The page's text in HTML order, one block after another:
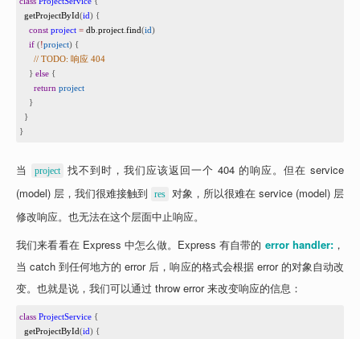
getProjectById(id) {
const project = db project find(id)
if (!project) {
// TODO: 响应 404
} else {
return project
}
  }
}
当 project
找不到时，我们应该返回一个 404 的响应。但在 service
(model) 层，我们很难接触到
res 对象，所以很难在 service (model) 层
修改响应。也无法在这个层面中止响应。
我们来看看在 Express 中怎么做。Express 有自带的 error handler:，
当 catch 到任何地方的 error 后，响应的格式会根据 error 的对象自动改
变。也就是说，我们可以通过 throw error 来改变响应的信息：
class ProjectService {
getProjectById(id) {